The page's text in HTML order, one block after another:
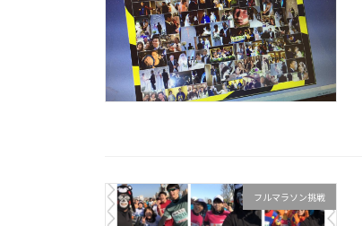
フルマラソン挑戦